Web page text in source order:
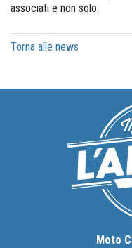
associati e non solo.
Torna alle news
Moto